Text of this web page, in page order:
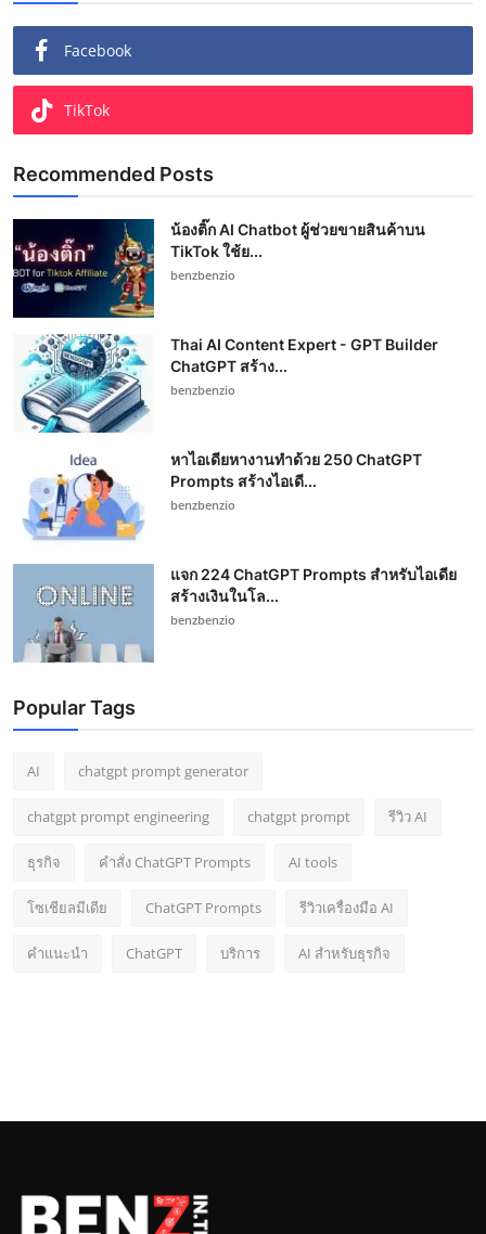
Facebook
TikTok
Recommended Posts
น้องติ๊ก AI Chatbot ผู้ช่วยขายสินค้าบน
TikTok ใช้ย...
benzbenzio
Thai AI Content Expert - GPT Builder
ChatGPT สร้าง...
benzbenzio
หาไอเดียหางานทำด้วย 250 ChatGPT
Prompts สร้างไอเดี...
benzbenzio
แจก 224 ChatGPT Prompts สำหรับไอเดีย
สร้างเงินในโล...
benzbenzio
Popular Tags
AI chatgpt prompt generator
chatgpt prompt engineering chatgpt prompt รีวิว AI
ธุรกิจ คำสั่ง ChatGPT Prompts AI tools
โซเชียลมีเดีย ChatGPT Prompts รีวิวเครื่องมือ AI
คำแนะนำ ChatGPT บริการ AI สำหรับธุรกิจ